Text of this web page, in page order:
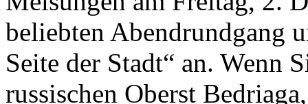
beliebten Abendrundgang
Seite der Stadt“ an. Wenn
russischen Oberst